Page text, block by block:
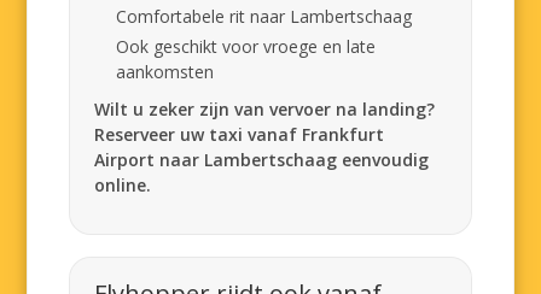
Comfortabele rit naar Lambertschaag
Ook geschikt voor vroege en late
aankomsten
Wilt u zeker zijn van vervoer na landing?
Reserveer uw taxi vanaf Frankfurt
Airport naar Lambertschaag eenvoudig
online.